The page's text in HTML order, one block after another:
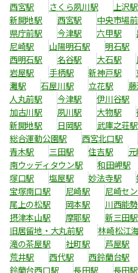
西宮駅
さくら夙川駅 上沢駅
新開地駅
西宮駅 中央市場
県庁前駅
今津駅 六甲駅
尼崎駅
山陽明石駅 明石駅
西明石駅
名谷駅 大石駅
岩屋駅
手柄駅 新神戸駅
灘駅
石屋川駅 立花駅
人丸前駅
今津駅 伊川谷駅
加古川駅
夙川駅 大物駅
新開地駅
日岡駅 武庫之荘駅
総合運動公園駅
西宮北口駅
青木駅
三田駅 住吉駅
南ウッディタウン駅
和田岬駅
塚口駅
塩屋駅 妙法寺駅
宝塚南口駅
尼崎駅
尼崎セ
尾上の松駅
岡本駅 川西能
摂津本山駅
摩耶駅 新三田駅
旧居留地・大丸前駅
林崎松江
滝の茶屋駅
社町駅 芦屋駅
荒井駅
西代駅 西鈴蘭台駅
鈴蘭台西口駅
長田駅 長田駅